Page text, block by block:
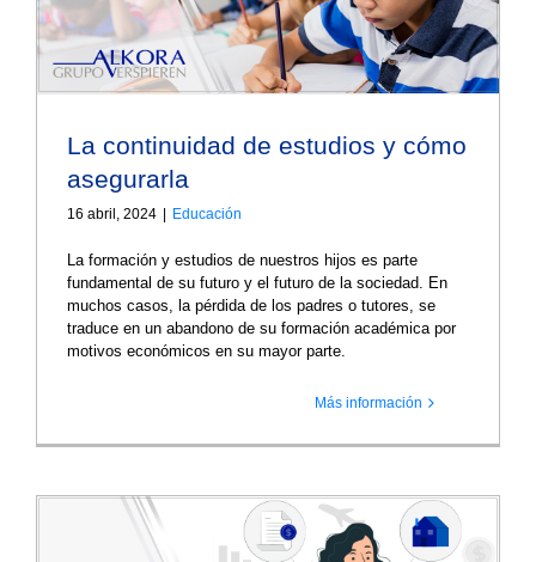
La continuidad de estudios y cómo
asegurarla
16 abril, 2024 Educación
La formación y estudios de nuestros hijos es parte
fundamental de su futuro y el futuro de la sociedad. En
muchos casos, la pérdida de los padres o tutores, se
traduce en un abandono de su formación académica por
motivos económicos en su mayor parte.
Más información